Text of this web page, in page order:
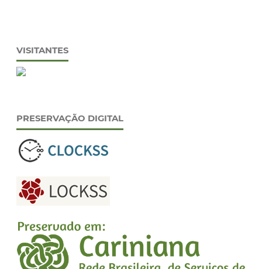
VISITANTES
PRESERVAÇÃO DIGITAL